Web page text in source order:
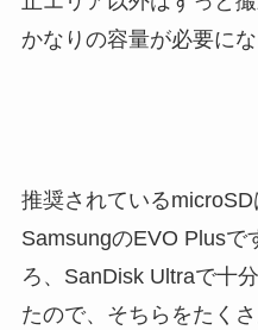
かなりの容量が必要にな
推奨されている
SamsungのEVO Plusで
ろ、SanDisk Ultraで十
たので、そちらをたくさ